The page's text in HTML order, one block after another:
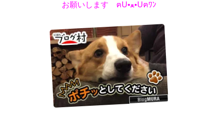
お願いします ฅU•ﻌ•Uฅﾜﾝ